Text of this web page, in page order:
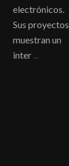
electrónicos.
Sus proyectos
muestran un
inter